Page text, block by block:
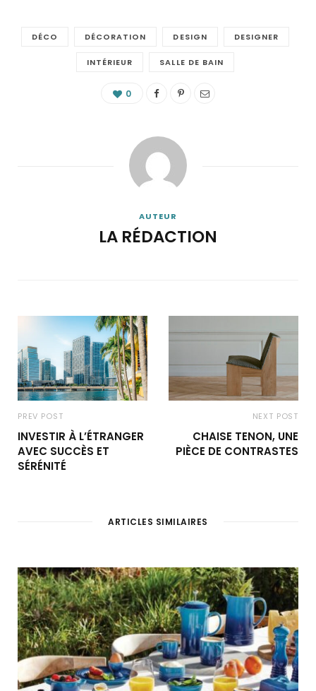
DÉCO DÉCORATION DESIGN DESIGNER
INTÉRIEUR SALLE DE BAIN
0
AUTEUR
LA RÉDACTION
PREV POST
INVESTIR À L’ÉTRANGER
AVEC SUCCÈS ET
SÉRÉNITÉ
NEXT POST
CHAISE TENON, UNE
PIÈCE DE CONTRASTES
ARTICLES SIMILAIRES